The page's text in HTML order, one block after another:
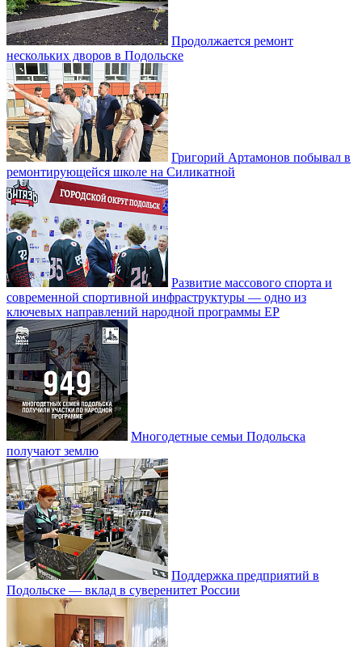
Продолжается ремонт
нескольких дворов в Подольске
Григорий Артамонов побывал в
ремонтирующейся школе на Силикатной
Развитие массового спорта и
современной спортивной инфраструктуры — одно из
ключевых направлений народной программы ЕР
Многодетные семьи Подольска
получают землю
Поддержка предприятий в
Подольске — вклад в суверенитет России